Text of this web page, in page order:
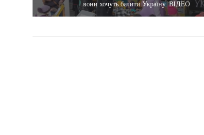
вони хочуть бачити Україну. ВІДЕО